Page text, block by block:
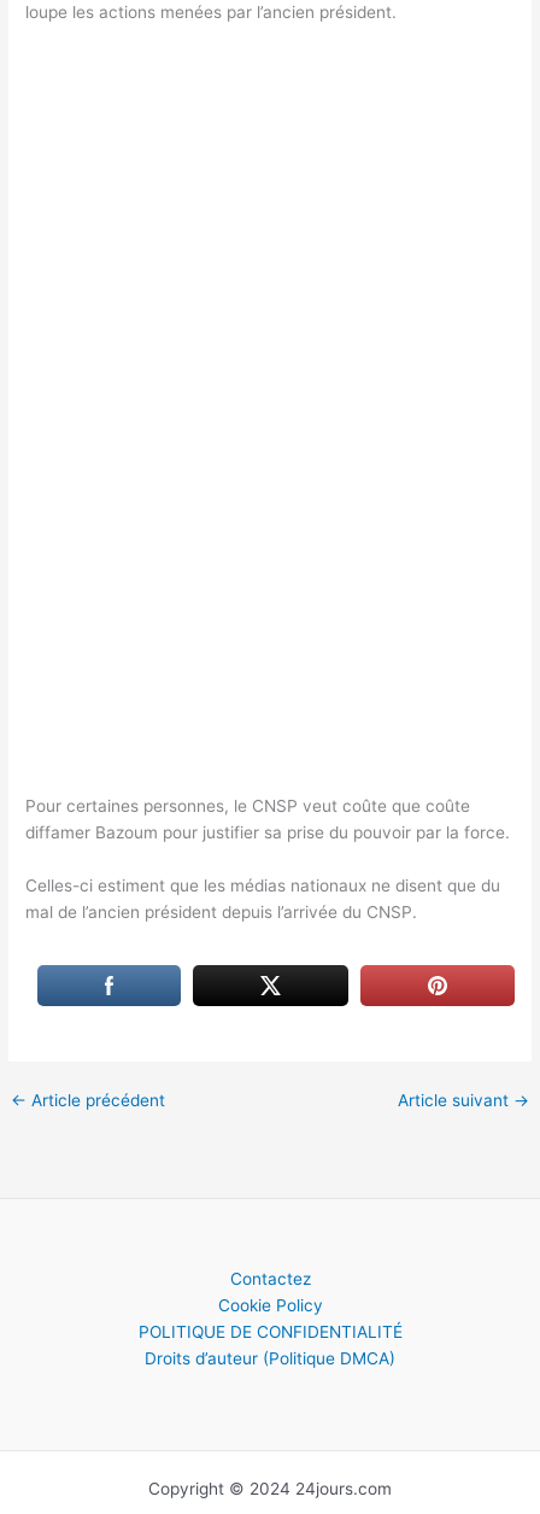
loupe les actions menées par l’ancien président.
Pour certaines personnes, le CNSP veut coûte que coûte
diffamer Bazoum pour justifier sa prise du pouvoir par la force.
Celles-ci estiment que les médias nationaux ne disent que du
mal de l’ancien président depuis l’arrivée du CNSP.
← Article précédent Article suivant →
Contactez
Cookie Policy
POLITIQUE DE CONFIDENTIALITÉ
Droits d’auteur (Politique DMCA)
Copyright © 2024 24jours.com